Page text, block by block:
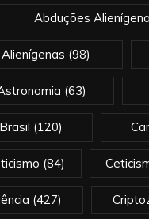
Abduções
Alienígenas (98)
(63)
Brasil (120)
(84)
(427)